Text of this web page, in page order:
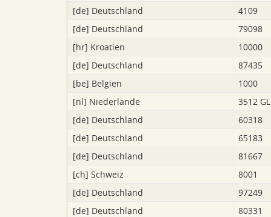
[de] Deutschland 4109
[de] Deutschland 79098
[hr] Kroatien 10000
[de] Deutschland 87435
[be] Belgien 1000
[nl] Niederlande 3512 GL
[de] Deutschland 60318
[de] Deutschland 65183
[de] Deutschland 81667
[ch] Schweiz 8001
[de] Deutschland 97249
[de] Deutschland 80331